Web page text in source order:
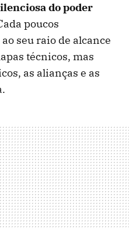
do poder
poucos
seu raio de alcance
técnicos, mas
as alianças e as